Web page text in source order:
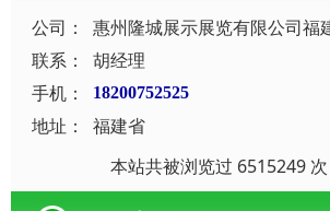
公司：
惠州隆城展示展览有限公司福
联系：
胡经理
手机：
18200752525
地址：
福建省
本站共被浏览过 6515249 次